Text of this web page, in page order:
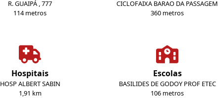
R. GUAIPÁ , 777
114 metros
CICLOFAIXA BARAO DA PASSAGEM
360 metros
Hospitais
HOSP ALBERT SABIN
1,91 km
Escolas
BASILIDES DE GODOY PROF ETEC
106 metros